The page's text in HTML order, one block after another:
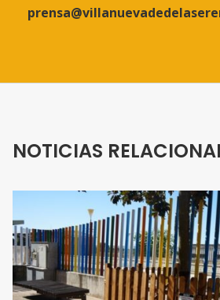
NOTICIAS